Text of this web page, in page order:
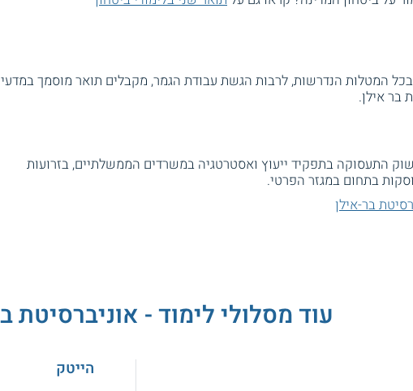
המטלות הנדרשות, לרבות הגשת עבודת הגמר, מקבלים תואר מוסמך במדעי
בר אילן.
התעסוקה בתפקיד ייעוץ ואסטרטגיה במשרדים הממשלתיים, בזרועות
בתחום במגזר הפרטי.
בר-אילן
עוד מסלולי לימוד - אוניברסיטת
הייטק